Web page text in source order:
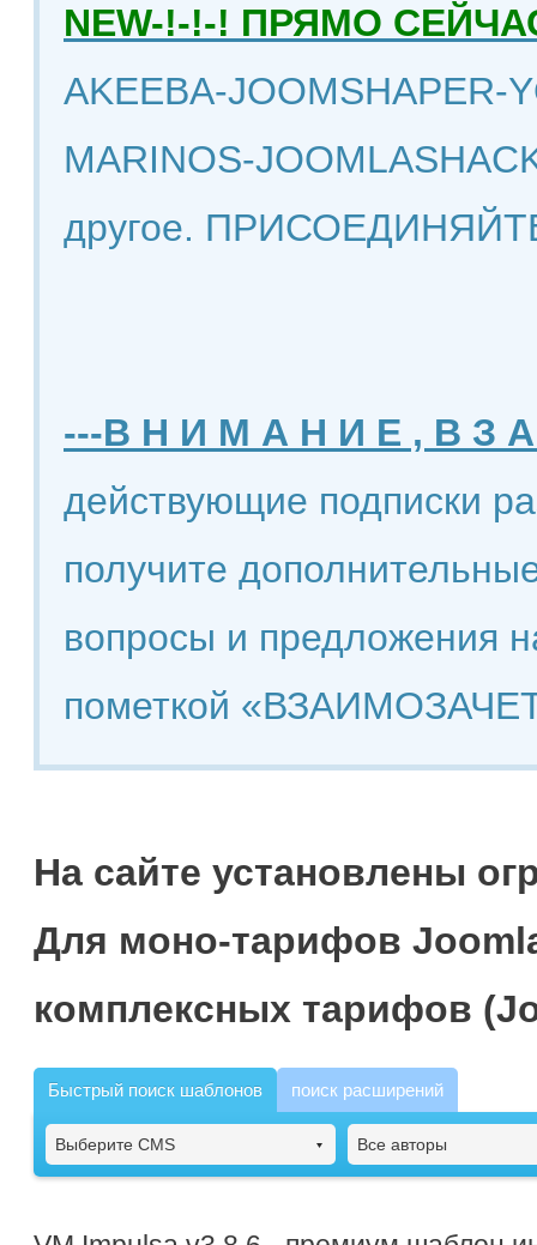
NEW-!-!-! ПРЯМО
AKEEBA-JOOMSHAPER-
MARINOS-
другое.
---В Н И М А Н И Е , В З
действующие подписки
получите
вопросы и предложения
пометкой
На сайте установлены
Для моно-тарифов
комплексных тарифов
Быстрый поиск шаблонов поиск расширений
Выберите CMS Все авторы